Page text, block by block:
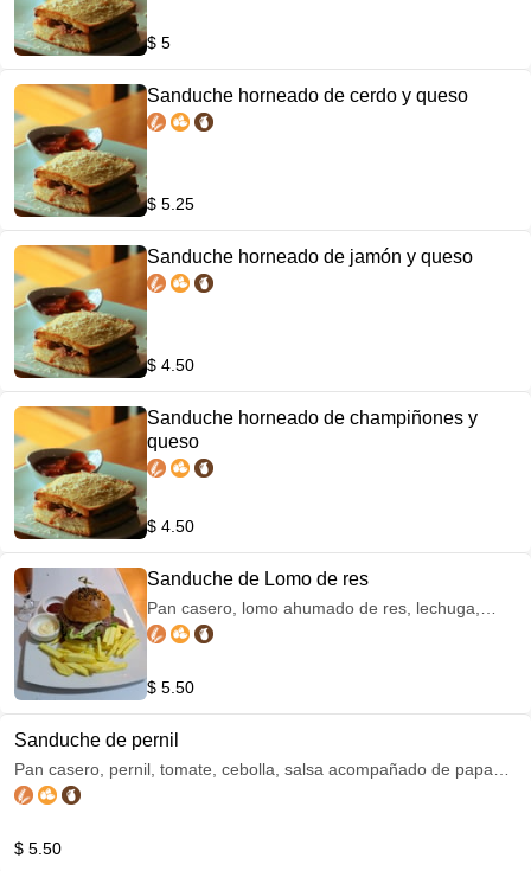
$ 5
Sanduche horneado de cerdo y queso
$ 5.25
Sanduche horneado de jamón y queso
$ 4.50
Sanduche horneado de champiñones y
queso
$ 4.50
Sanduche de Lomo de res
Pan casero, lomo ahumado de res, lechuga,
tomate, queso, salsas, acompañado de papas
$ 5.50
Sanduche de pernil
Pan casero, pernil, tomate, cebolla, salsa acompañado de papas
francesas
$ 5.50